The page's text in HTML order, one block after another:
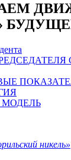
никель»